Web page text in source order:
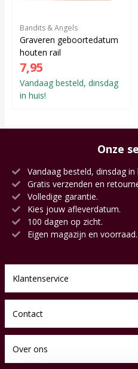
Bandits & Angels
Graveren geboortedatum
houten rail
7,95
Vandaag besteld, dinsdag
in huis!
Onze
Vandaag besteld, dinsdag in
Gratis verzenden en
Volledige garantie.
Kies jouw afleverdatum.
100 dagen op zicht.
Eigen magazijn en voorraad.
Klantenservice
Contact
Over ons